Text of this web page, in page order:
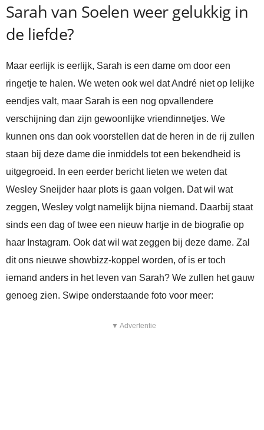
Sarah van Soelen weer gelukkig in
de liefde?
Maar eerlijk is eerlijk, Sarah is een dame om door een
ringetje te halen. We weten ook wel dat André niet op lelijke
eendjes valt, maar Sarah is een nog opvallendere
verschijning dan zijn gewoonlijke vriendinnetjes. We
kunnen ons dan ook voorstellen dat de heren in de rij zullen
staan bij deze dame die inmiddels tot een bekendheid is
uitgegroeid. In een eerder bericht lieten we weten dat
Wesley Sneijder haar plots is gaan volgen. Dat wil wat
zeggen, Wesley volgt namelijk bijna niemand. Daarbij staat
sinds een dag of twee een nieuw hartje in de biografie op
haar Instagram. Ook dat wil wat zeggen bij deze dame. Zal
dit ons nieuwe showbizz-koppel worden, of is er toch
iemand anders in het leven van Sarah? We zullen het gauw
genoeg zien. Swipe onderstaande foto voor meer:
▼ Advertentie